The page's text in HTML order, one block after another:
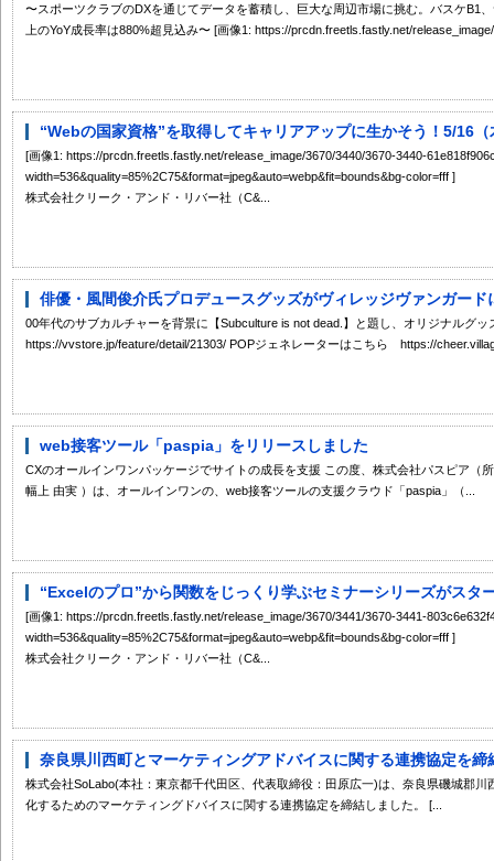
〜スポーツクラブのDXを通じてデータを蓄積し、巨大な周辺市場に挑む。バスケB1
上のYoY成長率は880%超見込み〜 [画像1: https://prcdn.freetls.fastly.net/
“Webの国家資格”を取得してキャリアアップに生かそう！5/16
[画像1: https://prcdn.freetls.fastly.net/release_image/3670/3440/3670-3440-
width=536&quality=85%2C75&format=jpeg&auto=webp&fit=bounds&bg-color=fff ]
株式会社クリーク・アンド・リバー社（C&...
俳優・風間俊介氏プロデュースグッズがヴィレッジヴァンガード
00年代のサブカルチャーを背景に【Subculture is not dead.】と題し、オリジナルグ
https://vvstore.jp/feature/detail/21303/ POPジェネレーターはこちら https://
web接客ツール「paspia」をリリースしました
CXのオールインワンパッケージでサイトの成長を支援 この度、株式会社パスピア（
幅上 由実 ）は、オールインワンの、web接客ツールの支援クラウド「paspia」（...
“Excelのプロ”から関数をじっくり学ぶセミナーシリーズがスタ
[画像1: https://prcdn.freetls.fastly.net/release_image/3670/3441/3670-3441-
width=536&quality=85%2C75&format=jpeg&auto=webp&fit=bounds&bg-color=fff ]
株式会社クリーク・アンド・リバー社（C&...
奈良県川西町とマーケティングアドバイスに関する連携協定を締
株式会社SoLabo(本社：東京都千代田区、代表取締役：田原広一)は、奈良県磯城郡
化するためのマーケティングドバイスに関する連携協定を締結しました。 [...